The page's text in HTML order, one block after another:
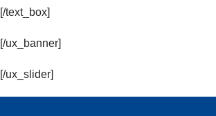
[/text_box]
[/ux_banner]
[/ux_slider]